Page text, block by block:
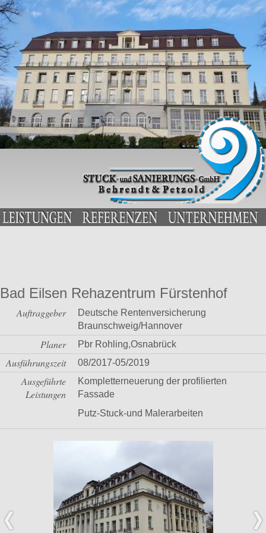
Bad Eilsen Rehazentrum Fürstenhof
Auftraggeber
Deutsche Rentenversicherung
Braunschweig/Hannover
Planer Pbr Rohling,Osnabrück
Ausführungszeit 08/2017-05/2019
Ausgeführte
Leistungen
Kompletterneuerung der profilierten
Fassade
Putz-Stuck-und Malerarbeiten